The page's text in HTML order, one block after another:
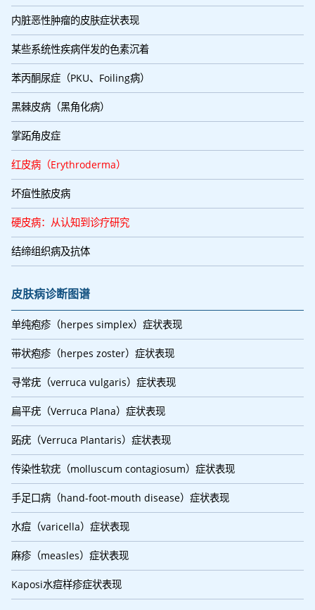
内脏恶性肿瘤的皮肤症状表现
某些系统性疾病伴发的色素沉着
苯丙酮尿症（PKU、Foiling病）
黑棘皮病（黑角化病）
掌跖角皮症
红皮病（Erythroderma）
坏疽性脓皮病
硬皮病：从认知到诊疗研究
结缔组织病及抗体
皮肤病诊断图谱
单纯疱疹（herpes simplex）症状表现
带状疱疹（herpes zoster）症状表现
寻常疣（verruca vulgaris）症状表现
扁平疣（Verruca Plana）症状表现
跖疣（Verruca Plantaris）症状表现
传染性软疣（molluscum contagiosum）症状表现
手足口病（hand-foot-mouth disease）症状表现
水痘（varicella）症状表现
麻疹（measles）症状表现
Kaposi水痘样疹症状表现